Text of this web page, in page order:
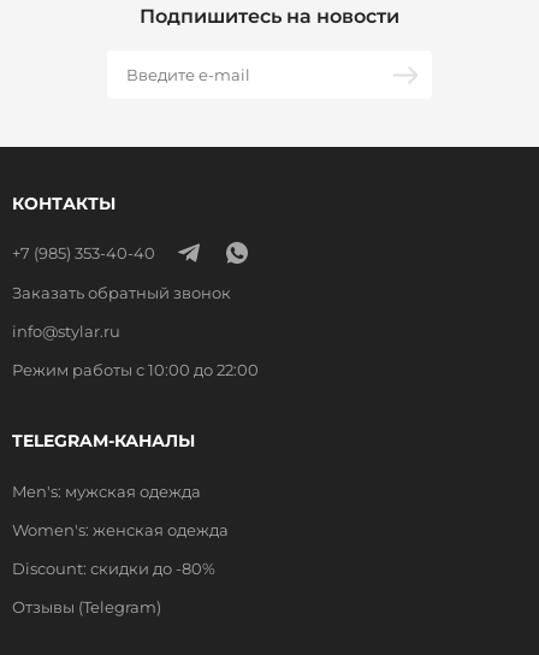
Подпишитесь на новости
КОНТАКТЫ
+7 (985) 353-40-40
Заказать обратный звонок
info@stylar.ru
Режим работы с 10:00 до 22:00
TELEGRAM-КАНАЛЫ
Men's: мужская одежда
Women's: женская одежда
Discount: скидки до -80%
Отзывы (Telegram)